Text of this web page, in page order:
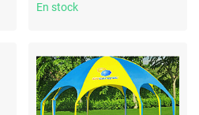
En stock